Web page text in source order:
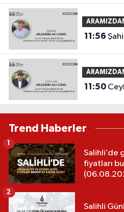
Görüntüler
11:56
11:50
Trend Haberler
Salihli’de
fiyatları
Salihli
2